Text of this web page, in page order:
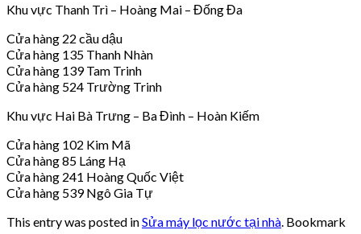
Khu vực Thanh Trì – Hoàng Mai – Đống Đa
Cửa hàng 22 cầu dậu
Cửa hàng 135 Thanh Nhàn
Cửa hàng 139 Tam Trinh
Cửa hàng 524 Trường Trinh
Khu vực Hai Bà Trưng – Ba Đình – Hoàn Kiếm
Cửa hàng 102 Kim Mã
Cửa hàng 85 Láng Hạ
Cửa hàng 241 Hoàng Quốc Việt
Cửa hàng 539 Ngô Gia Tự
This entry was posted inSửa máy lọc nước tại nhà . Bookmark